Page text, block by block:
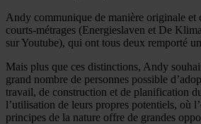
Andy communique de manière originale et
courts-métrages (Energieslaven et De
sur Youtube), qui ont tous deux remporté
Mais plus que ces distinctions, Andy
grand nombre de personnes possible
travail, de construction et de planification
l’utilisation de leurs propres potentiels, où
principes de la nature offre de grandes